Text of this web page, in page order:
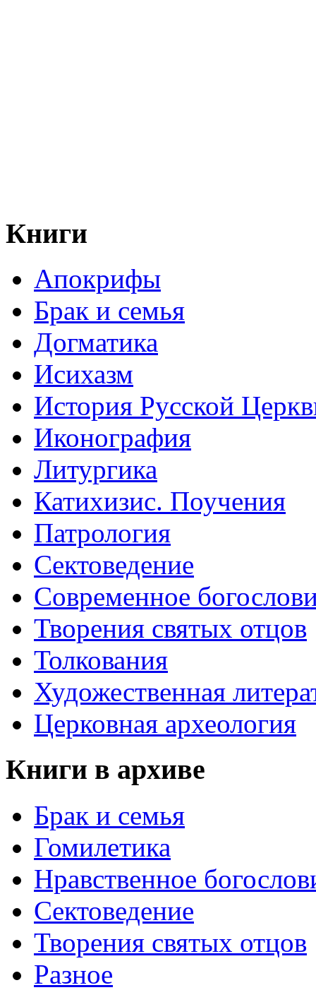
Книги
Апокрифы
Брак и семья
Догматика
Исихазм
История Русской
Иконография
Литургика
Катихизис. Поучения
Патрология
Сектоведение
Современное
Творения святых отцов
Толкования
Художественная
Церковная археология
Книги в архиве
Брак и семья
Гомилетика
Нравственное
Сектоведение
Творения святых отцов
Разное